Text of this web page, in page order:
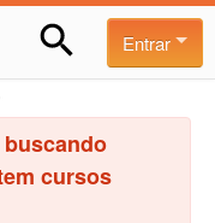
Entrar
cursos